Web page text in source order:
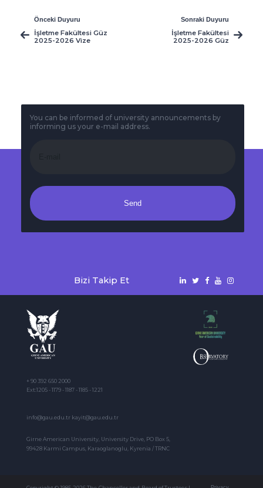
Önceki Duyuru
İşletme Fakültesi Güz
2025-2026 Vize
Sonraki Duyuru
İşletme Fakültesi
2025-2026 Güz
You can be informed of university announcements by
informing us your e-mail address.
Send
Bizi Takip Et
+ 90 392 650 2000
Ext:1205 - 1179 - 1187 - 1185 - 1221
info@gau.edu.tr kayit@gau.edu.tr
Girne American University, University Drive, PO Box 5,
99428 Karmi Campus, Karaoglanoglu, Kyrenia / TRNC